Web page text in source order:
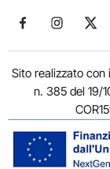
Seguici su
Seguici
Sito realizzato
n. 385 del 19/